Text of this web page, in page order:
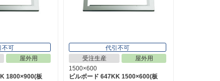
不可
屋外用
1800×900(板
代引不可
受注生産
屋外用
1500×600
ビルボード 647KK 1500×600(板